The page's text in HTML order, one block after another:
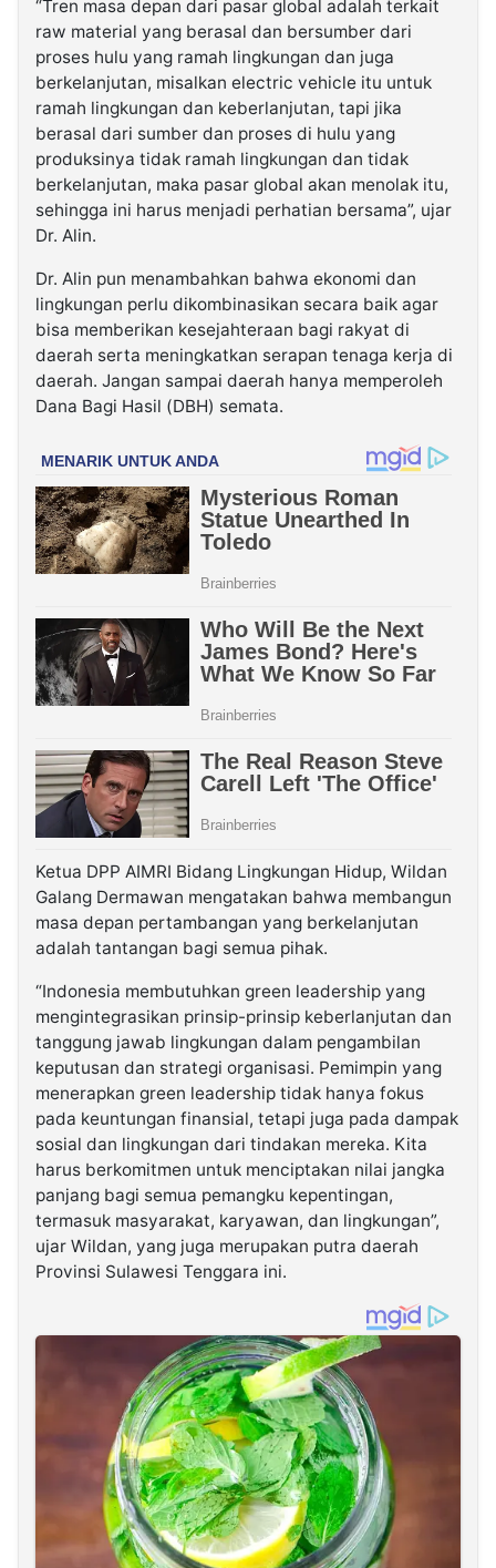
“Tren masa depan dari pasar global adalah terkait
raw material yang berasal dan bersumber dari
proses hulu yang ramah lingkungan dan juga
berkelanjutan, misalkan electric vehicle itu untuk
ramah lingkungan dan keberlanjutan, tapi jika
berasal dari sumber dan proses di hulu yang
produksinya tidak ramah lingkungan dan tidak
berkelanjutan, maka pasar global akan menolak itu,
sehingga ini harus menjadi perhatian bersama”, ujar
Dr. Alin.
Dr. Alin pun menambahkan bahwa ekonomi dan
lingkungan perlu dikombinasikan secara baik agar
bisa memberikan kesejahteraan bagi rakyat di
daerah serta meningkatkan serapan tenaga kerja di
daerah. Jangan sampai daerah hanya memperoleh
Dana Bagi Hasil (DBH) semata.
Ketua DPP AIMRI Bidang Lingkungan Hidup, Wildan
Galang Dermawan mengatakan bahwa membangun
masa depan pertambangan yang berkelanjutan
adalah tantangan bagi semua pihak.
“Indonesia membutuhkan green leadership yang
mengintegrasikan prinsip-prinsip keberlanjutan dan
tanggung jawab lingkungan dalam pengambilan
keputusan dan strategi organisasi. Pemimpin yang
menerapkan green leadership tidak hanya fokus
pada keuntungan finansial, tetapi juga pada dampak
sosial dan lingkungan dari tindakan mereka. Kita
harus berkomitmen untuk menciptakan nilai jangka
panjang bagi semua pemangku kepentingan,
termasuk masyarakat, karyawan, dan lingkungan”,
ujar Wildan, yang juga merupakan putra daerah
Provinsi Sulawesi Tenggara ini.